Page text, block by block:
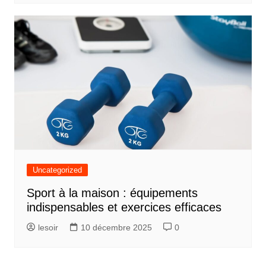
Uncategorized
Sport à la maison : équipements
indispensables et exercices efficaces
lesoir 10 décembre 2025 0